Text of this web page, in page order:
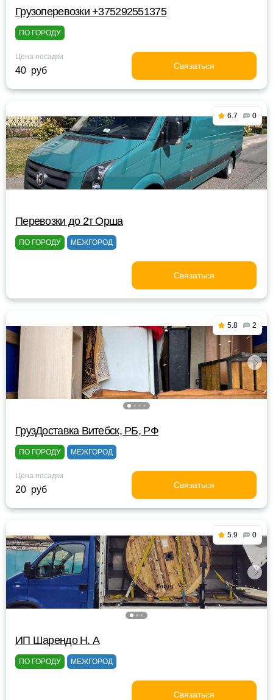
Грузоперевозки +375292551375
ПО ГОРОДУ
Цена посадки
40 руб Связаться
6.7 0
Перевозки до 2т Орша
ПО ГОРОДУ МЕЖГОРОД
Связаться
5.8 2
ГрузДоставка Витебск, РБ, РФ
ПО ГОРОДУ МЕЖГОРОД
Цена посадки
20 руб Связаться
5.9 0
ИП Шарендо Н. А
ПО ГОРОДУ МЕЖГОРОД
Связаться